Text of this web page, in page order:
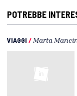
POTREBBE
VIAGGI / Marta